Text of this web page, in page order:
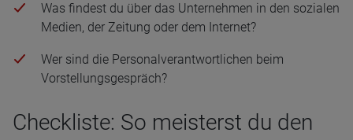
Was findest du über das Unternehmen in den sozialen
Medien, der Zeitung oder dem Internet?
Wer sind die Personalverantwortlichen beim
Vorstellungsgespräch?
Checkliste: So meisterst du den